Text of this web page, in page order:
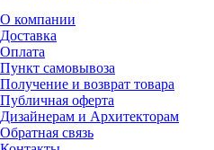
О компании
Доставка
Оплата
Пункт самовывоза
Получение и возврат товара
Публичная оферта
Дизайнерам и Архитекторам
Обратная связь